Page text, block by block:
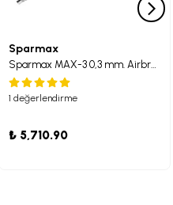
Sparmax
Sparmax MAX-3 0,3 mm. Airbrush
1 değerlendirme
₺ 5,710.90